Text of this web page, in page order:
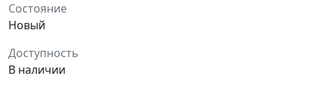
Состояние
Новый
Доступность
В наличии